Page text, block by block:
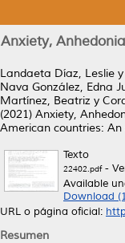
Anxiety,
Landaeta Díaz, Leslie y
Nava González, Edna
Martínez, Beatriz y
(2021) Anxiety,
American countries:
Texto
22402.pdf-
Available
Download
URL o página oficial:
Resumen